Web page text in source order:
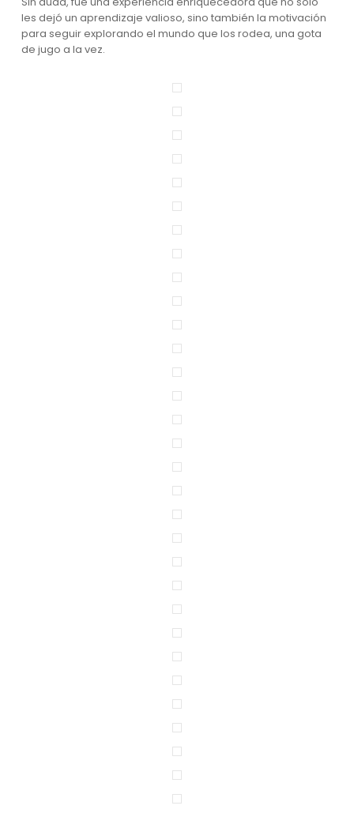
les dejó un aprendizaje valioso, sino también la motivación
para seguir explorando el mundo que los rodea, una gota
de jugo a la vez.